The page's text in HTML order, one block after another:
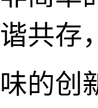
共存
的创